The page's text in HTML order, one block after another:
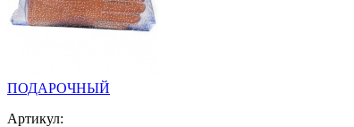
ПОДАРОЧНЫЙ
Артикул: